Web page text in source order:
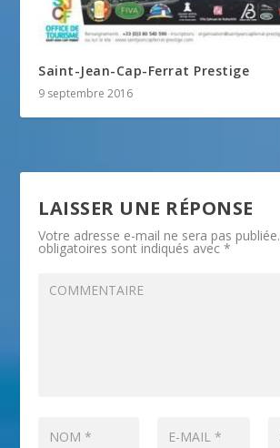
Saint-Jean-Cap-Ferrat Prestige
9 septembre 2016
LAISSER UNE RÉPONSE
Votre adresse e-mail ne sera pas publiée.
obligatoires sont indiqués avec*